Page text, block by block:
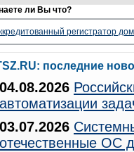
ли Вы что?
регистратор
последние
04.08.2026
автоматизации
03.07.2026
отечественные ОС